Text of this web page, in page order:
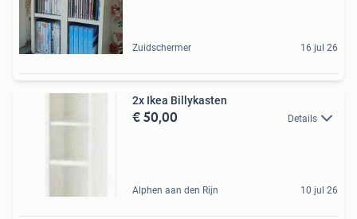
Zuidschermer 16 jul 26
2x Ikea Billykasten
€ 50,00 Details
Alphen aan den Rijn 10 jul 26